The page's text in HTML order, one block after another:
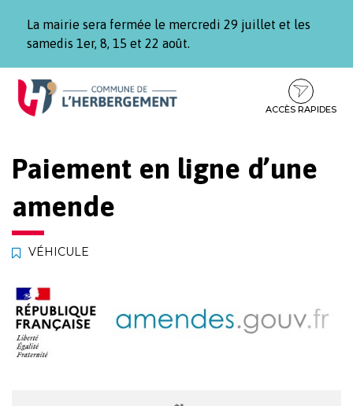
La mairie sera fermée le mercredi 29 juillet et les
samedis 1er, 8, 15 et 22 août.
Aller
Aller
contenu
Aller
pied
ACCÈS RAPIDES
Paiement en ligne d’une
amende
VÉHICULE